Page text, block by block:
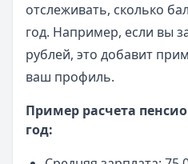
отслеживать, сколько
год. Например, если вы
рублей, это добавит
ваш профиль.
Пример расчета
год: